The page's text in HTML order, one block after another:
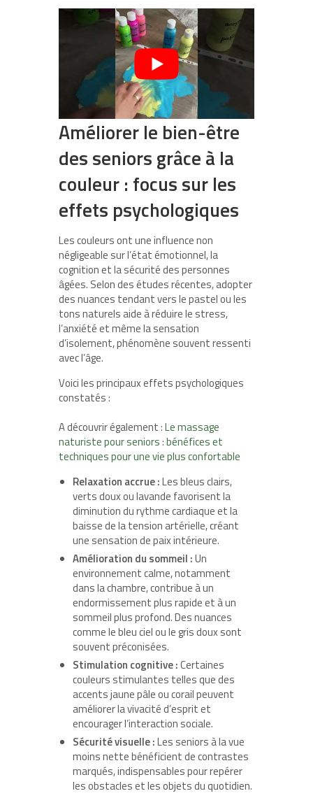
Améliorer le bien-être
des seniors grâce à la
couleur : focus sur les
effets psychologiques
Les couleurs ont une influence non
négligeable sur l’état émotionnel, la
cognition et la sécurité des personnes
âgées. Selon des études récentes, adopter
des nuances tendant vers le pastel ou les
tons naturels aide à réduire le stress,
l’anxiété et même la sensation
d’isolement, phénomène souvent ressenti
avec l’âge.
Voici les principaux effets psychologiques
constatés :
A découvrir également :Le massage
naturiste pour seniors : bénéfices et
techniques pour une vie plus confortable
Relaxation accrue :Les bleus clairs,
verts doux ou lavande favorisent la
diminution du rythme cardiaque et la
baisse de la tension artérielle, créant
une sensation de paix intérieure.
Amélioration du sommeil :Un
environnement calme, notamment
dans la chambre, contribue à un
endormissement plus rapide et à un
sommeil plus profond. Des nuances
comme le bleu ciel ou le gris doux sont
souvent préconisées.
Stimulation cognitive :Certaines
couleurs stimulantes telles que des
accents jaune pâle ou corail peuvent
améliorer la vivacité d’esprit et
encourager l’interaction sociale.
Sécurité visuelle :Les seniors à la vue
moins nette bénéficient de contrastes
marqués, indispensables pour repérer
les obstacles et les objets du quotidien.